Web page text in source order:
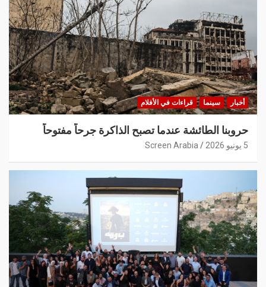
أخبار سينما قراءات في الأفلام
حروبنا الطائشة عندما تصبح الذاكرة جرحاً مفتوحاً
5 يونيو 2026 Screen Arabia